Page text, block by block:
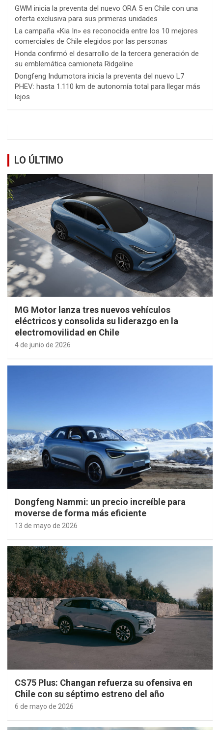
GWM inicia la preventa del nuevo ORA 5 en Chile con una
oferta exclusiva para sus primeras unidades
La campaña «Kia In» es reconocida entre los 10 mejores
comerciales de Chile elegidos por las personas
Honda confirmó el desarrollo de la tercera generación de
su emblemática camioneta Ridgeline
Dongfeng Indumotora inicia la preventa del nuevo L7
PHEV: hasta 1.110 km de autonomía total para llegar más
lejos
LO ÚLTIMO
MG Motor lanza tres nuevos vehículos
eléctricos y consolida su liderazgo en la
electromovilidad en Chile
4 de junio de 2026
Dongfeng Nammi: un precio increíble para
moverse de forma más eficiente
13 de mayo de 2026
CS75 Plus: Changan refuerza su ofensiva en
Chile con su séptimo estreno del año
6 de mayo de 2026